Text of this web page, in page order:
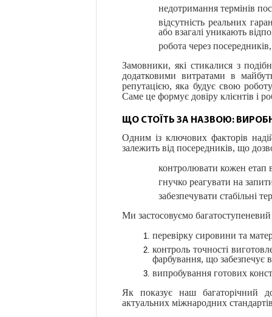
недотримання термінів
відсутність реальних
або взагалі уникають
робота через посередників,
Замовники, які стикалися з
додатковими витратами в
репутацією, яка будує свою роботу
Саме це формує довіру клієнтів і
ЩО СТОЇТЬ ЗА НАЗВОЮ:
Одним із ключових факторів
залежить від посередників, що
контролювати кожен етап
гнучко реагувати на
забезпечувати стабільні
Ми застосовуємо багатоступеневий
перевірку сировини та
контроль точності
фарбування, що забезпечує
випробування готових
Як показує наш багаторічний
актуальних міжнародних